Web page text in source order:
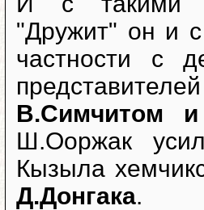
"Дружит" он и
частности с
В.Симчитом
Ш.Ооржак
Кызыла
Д.Донгака.